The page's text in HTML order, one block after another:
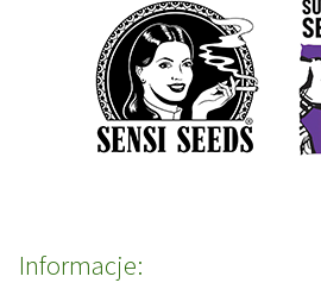
Informacje: